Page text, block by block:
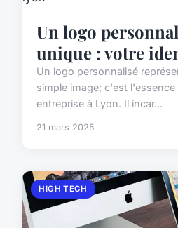
Un logo
unique : votre
Un logo personnalisé
simple image; c'est
entreprise à Lyon. Il incar...
21 mars 2025
HIGH TECH